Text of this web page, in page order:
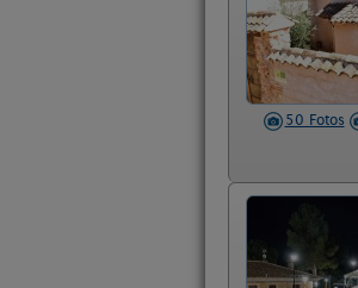
50 Fotos